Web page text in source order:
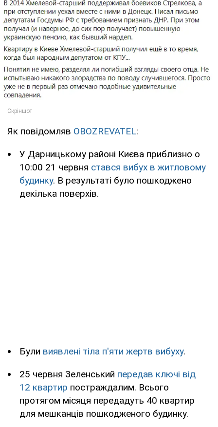
Як повідомляв OBOZREVATEL:
У Дарницькому районі Києва приблизно о
10:00 21 червня стався вибух в житловому
будинку. В результаті було пошкоджено
декілька поверхів.
Були виявлені тіла п'яти жертв вибуху.
25 червня Зеленський передав ключі від
12 квартир постраждалим. Всього
протягом місяця передадуть 40 квартир
для мешканців пошкодженого будинку.